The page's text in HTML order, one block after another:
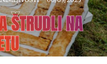
ŠTRUDLI NA